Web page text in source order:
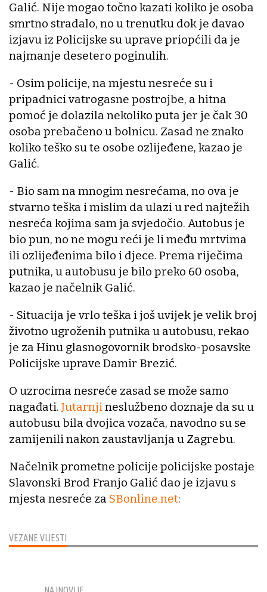
VEZANE VIJESTI
Galić. Nije mogao točno kazati koliko je osoba
smrtno stradalo, no u trenutku dok je davao
izjavu iz Policijske su uprave priopćili da je
najmanje desetero poginulih.
- Osim policije, na mjestu nesreće su i
pripadnici vatrogasne postrojbe, a hitna
pomoć je dolazila nekoliko puta jer je čak 30
osoba prebačeno u bolnicu. Zasad ne znako
koliko teško su te osobe ozlijeđene, kazao je
Galić.
- Bio sam na mnogim nesrećama, no ova je
stvarno teška i mislim da ulazi u red najtežih
nesreća kojima sam ja svjedočio. Autobus je
bio pun, no ne mogu reći je li među mrtvima
ili ozlijeđenima bilo i djece. Prema riječima
putnika, u autobusu je bilo preko 60 osoba,
kazao je načelnik Galić.
- Situacija je vrlo teška i još uvijek je velik broj
životno ugroženih putnika u autobusu, rekao
je za Hinu glasnogovornik brodsko-posavske
Policijske uprave Damir Brezić.
O uzrocima nesreće zasad se može samo
nagađati. Jutarnjineslužbeno doznaje da su u
autobusu bila dvojica vozača, navodno su se
zamijenili nakon zaustavljanja u Zagrebu.
Načelnik prometne policije policijske postaje
Slavonski Brod Franjo Galić dao je izjavu s
mjesta nesreće za SBonline.net: